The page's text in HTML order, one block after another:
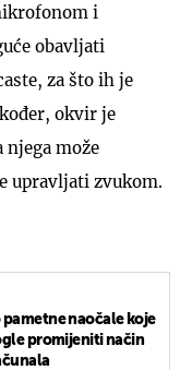
i
obavljati
za što ih je
okvir je
njega može
upravljati zvukom.
naočale koje
promijeniti način